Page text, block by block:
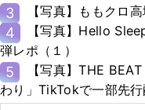
3 【写真】ももクロ
4
【写真】Hello
弾レポ（１）
5
【写真】THE
わり」TikTokで一部先